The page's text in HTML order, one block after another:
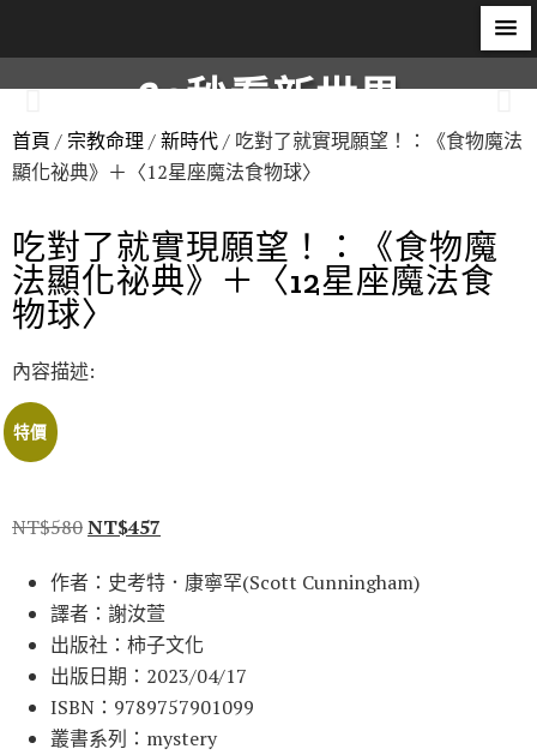
60秒看新世界
柿子文化
首頁 / 宗教命理 /新時代/ 吃對了就實現願望！：《食物魔法
顯化祕典》＋〈12星座魔法食物球〉
吃對了就實現願望！：《食物魔
法顯化祕典》＋〈12星座魔法食
物球〉
內容描述:
特價
NT$580NT$457
作者：史考特．康寧罕(Scott Cunningham)
譯者：謝汝萱
出版社：柿子文化
出版日期：2023/04/17
ISBN：9789757901099
叢書系列：mystery